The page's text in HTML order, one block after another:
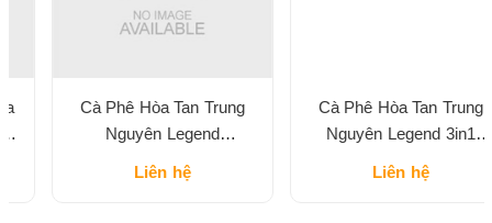
Cà Phê Hòa Tan Trung
Nguyên Legend
Liên hệ
Cà Phê Hòa Tan Trung
Nguyên Legend 3in1
Liên hệ